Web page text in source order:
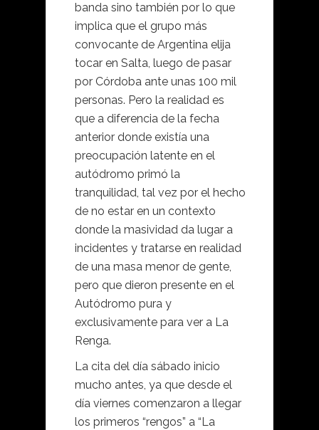
banda sino también por lo que
implica que el grupo más
convocante de Argentina elija
tocar en Salta, luego de pasar
por Córdoba ante unas 100 mil
personas. Pero la realidad es
que a diferencia de la fecha
anterior donde existía una
preocupación latente en el
autódromo primó la
tranquilidad, tal vez por el hecho
de no estar en un contexto
donde la masividad da lugar a
incidentes y tratarse en realidad
de una masa menor de gente,
pero que dieron presente en el
Autódromo pura y
exclusivamente para ver a La
Renga.
La cita del día sábado inicio
mucho antes, ya que desde el
día viernes comenzaron a llegar
los primeros “rengos” a “La